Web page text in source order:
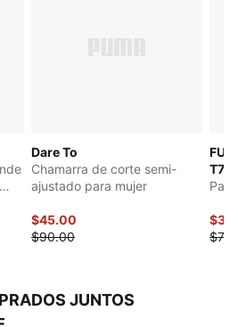
Dare To
Chamarra de corte semi-
ajustado para mujer
$45.00
$90.00
T7
JUNTOS